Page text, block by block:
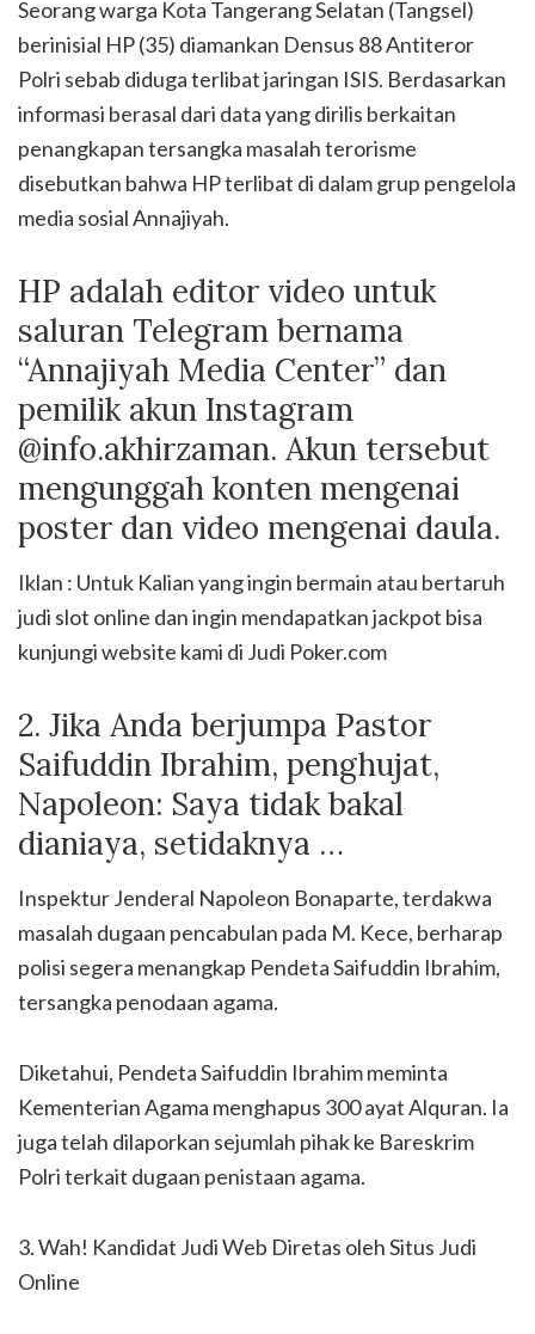
Seorang warga Kota Tangerang Selatan (Tangsel)
berinisial HP (35) diamankan Densus 88 Antiteror
Polri sebab diduga terlibat jaringan ISIS. Berdasarkan
informasi berasal dari data yang dirilis berkaitan
penangkapan tersangka masalah terorisme
disebutkan bahwa HP terlibat di dalam grup pengelola
media sosial Annajiyah.
HP adalah editor video untuk
saluran Telegram bernama
“Annajiyah Media Center” dan
pemilik akun Instagram
@info.akhirzaman. Akun tersebut
mengunggah konten mengenai
poster dan video mengenai daula.
Iklan : Untuk Kalian yang ingin bermain atau bertaruh
judi slot online dan ingin mendapatkan jackpot bisa
kunjungi website kami di Judi Poker.com
2. Jika Anda berjumpa Pastor
Saifuddin Ibrahim, penghujat,
Napoleon: Saya tidak bakal
dianiaya, setidaknya …
Inspektur Jenderal Napoleon Bonaparte, terdakwa
masalah dugaan pencabulan pada M. Kece, berharap
polisi segera menangkap Pendeta Saifuddin Ibrahim,
tersangka penodaan agama.
Diketahui, Pendeta Saifuddin Ibrahim meminta
Kementerian Agama menghapus 300 ayat Alquran. Ia
juga telah dilaporkan sejumlah pihak ke Bareskrim
Polri terkait dugaan penistaan agama.
3. Wah! Kandidat Judi Web Diretas oleh Situs Judi
Online